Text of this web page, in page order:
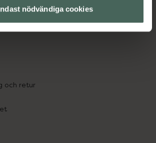
nödvändiga cookies
och retur